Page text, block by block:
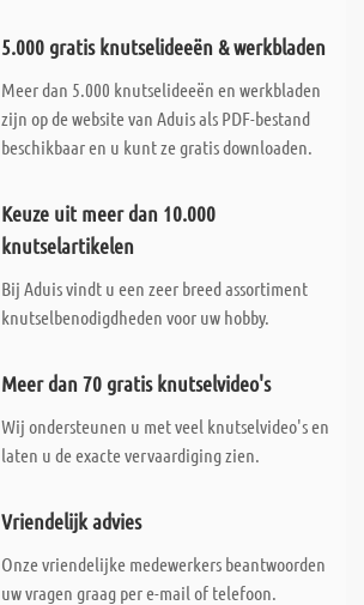
5.000 gratis knutselideeën & werkbladen
Meer dan 5.000 knutselideeën en werkbladen
zijn op de website van Aduis als PDF-bestand
beschikbaar en u kunt ze gratis downloaden.
Keuze uit meer dan 10.000
knutselartikelen
Bij Aduis vindt u een zeer breed assortiment
knutselbenodigdheden voor uw hobby.
Meer dan 70 gratis knutselvideo's
Wij ondersteunen u met veel knutselvideo's en
laten u de exacte vervaardiging zien.
Vriendelijk advies
Onze vriendelijke medewerkers beantwoorden
uw vragen graag per e-mail of telefoon.